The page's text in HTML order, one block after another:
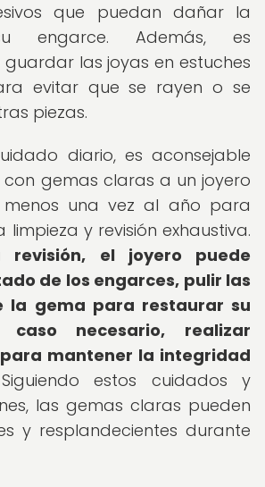
que puedan dañar la
engarce. Además, es
las joyas en estuches
evitar que se rayen o se
piezas.
diario, es aconsejable
con gemas claras a un joyero
una vez al año para
limpieza y revisión exhaustiva.
revisión, el joyero puede
de los engarces, pulir las
la gema para restaurar su
necesario, realizar
mantener la integridad
estos cuidados y
las gemas claras pueden
y resplandecientes durante